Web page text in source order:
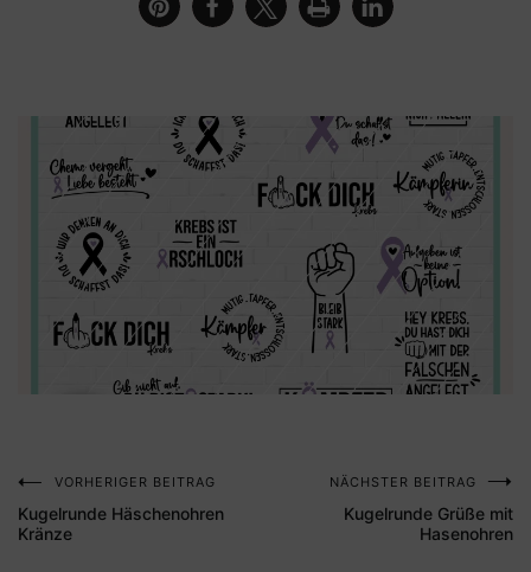
Beitragsnavigation
VORHERIGER BEITRAG
Kugelrunde Häschenohren
Kränze
NÄCHSTER BEITRAG
Kugelrunde Grüße mit
Hasenohren